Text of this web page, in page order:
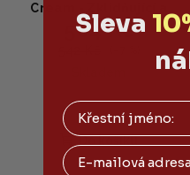
Cream - Zklidňující a
hydratační pleťový krém
504 Kč
Do košíku
Sleva
Email